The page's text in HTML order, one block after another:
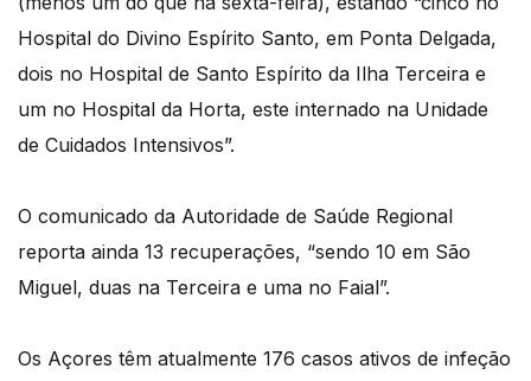
Hospital do Divino Espírito Santo, em Ponta Delgada,
dois no Hospital de Santo Espírito da Ilha Terceira e
um no Hospital da Horta, este internado na Unidade
de Cuidados Intensivos”.
O comunicado da Autoridade de Saúde Regional
reporta ainda 13 recuperações, “sendo 10 em São
Miguel, duas na Terceira e uma no Faial”.
Os Açores têm atualmente 176 casos ativos de infeção